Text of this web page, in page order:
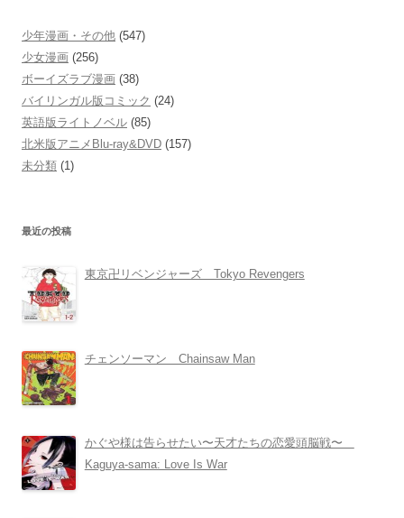
少年漫画・その他 (547)
少女漫画 (256)
ボーイズラブ漫画 (38)
バイリンガル版コミック (24)
英語版ライトノベル (85)
北米版アニメBlu-ray&DVD (157)
未分類 (1)
最近の投稿
東京卍リベンジャーズ Tokyo Revengers
チェンソーマン Chainsaw Man
かぐや様は告らせたい〜天才たちの恋愛頭脳戦〜
Kaguya-sama: Love Is War